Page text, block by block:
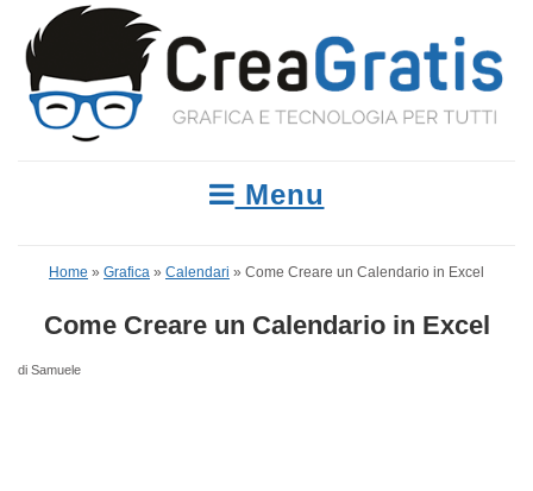
Menu
Home » Grafica » Calendari » Come Creare un Calendario in Excel
Come Creare un Calendario in Excel
di Samuele